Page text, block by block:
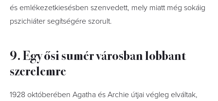
és emlékezetkiesésben szenvedett, mely miatt még sokáig
pszichiáter segítségére szorult.
9. Egy ősi sumér városban lobbant
szerelemre
1928 októberében Agatha és Archie útjai végleg elváltak,